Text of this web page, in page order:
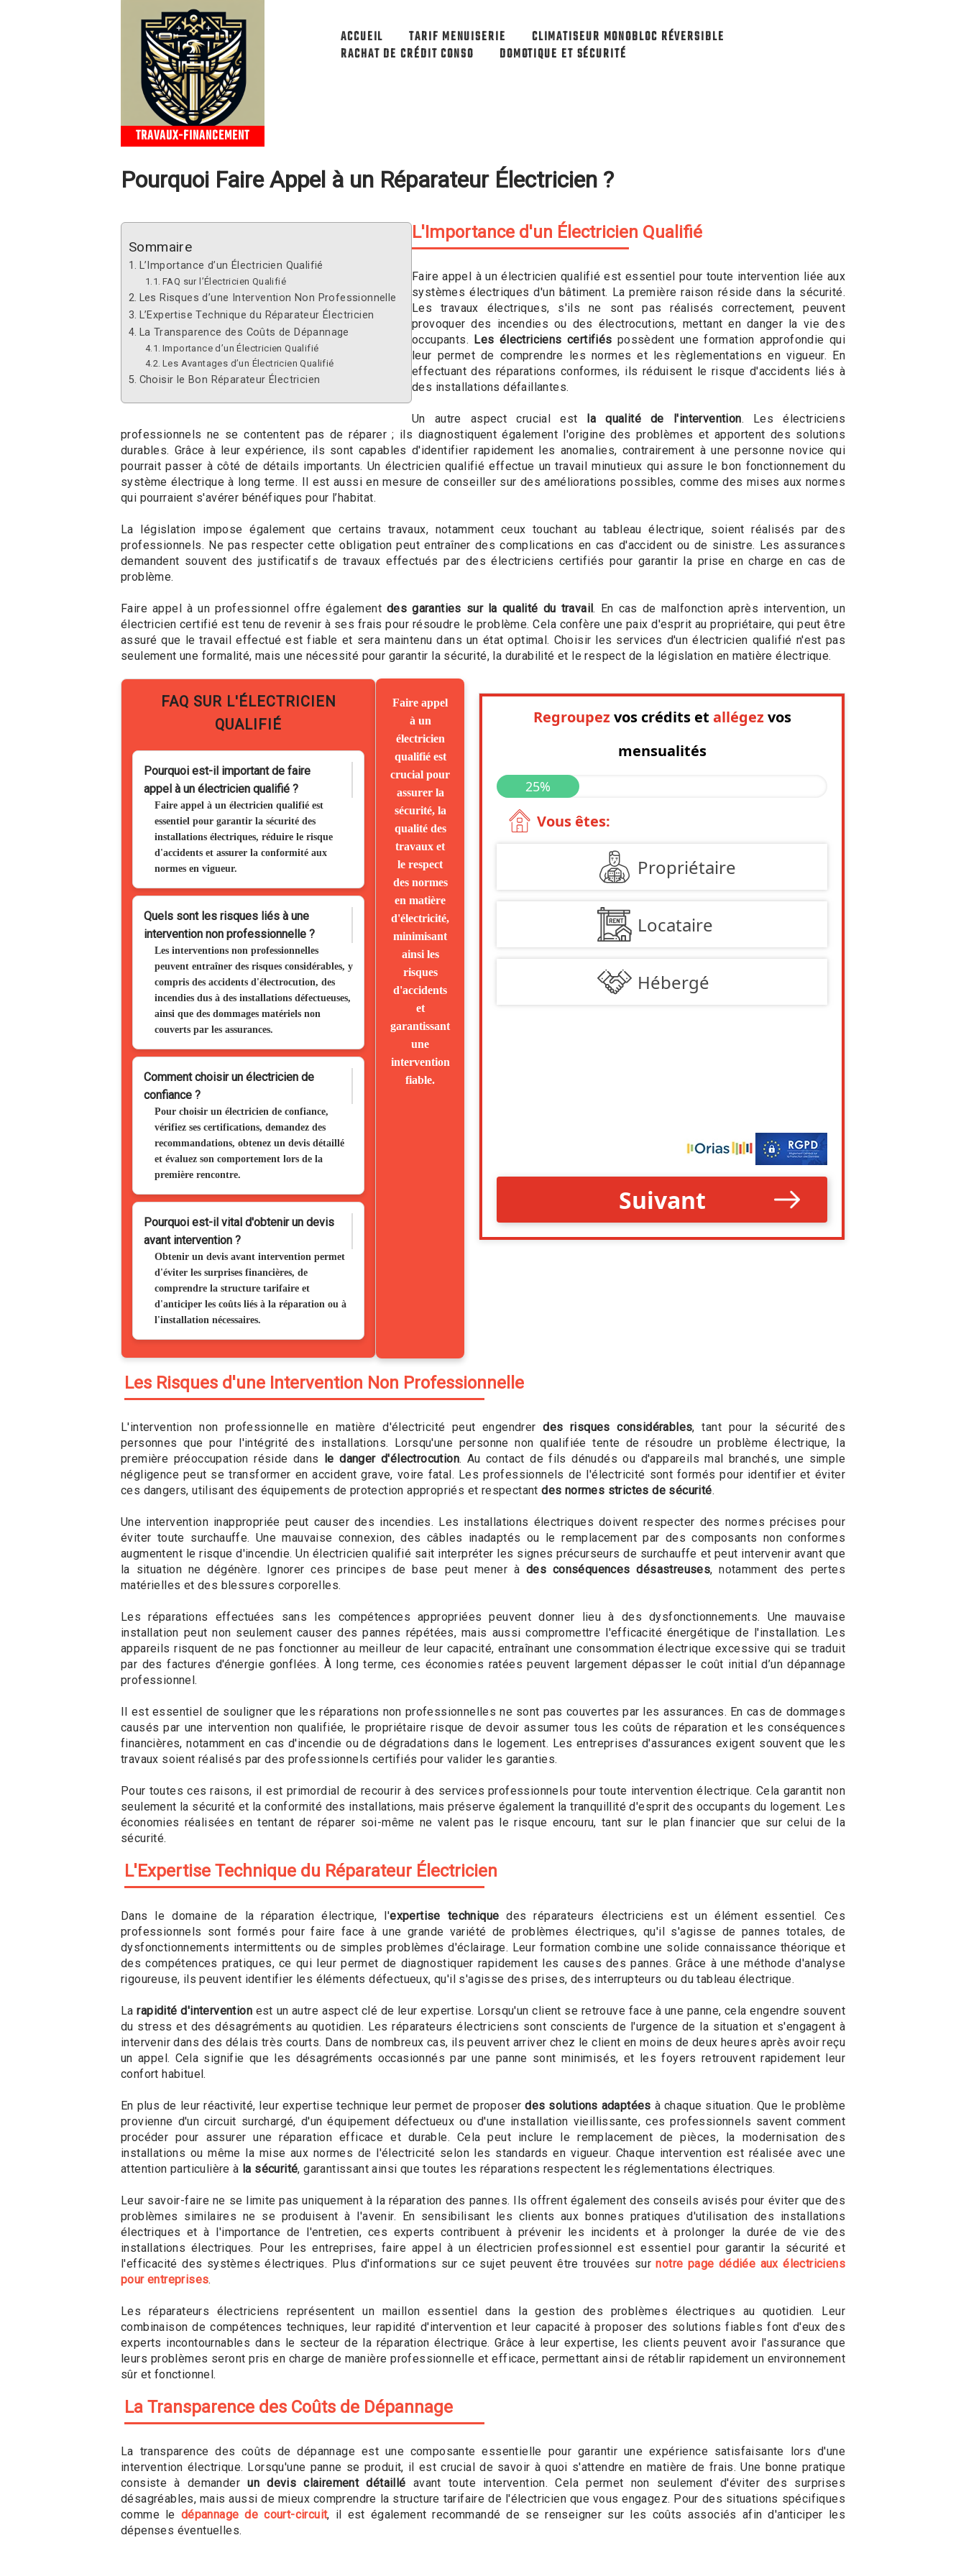
TRAVAUX-FINANCEMENT
ACCUEIL TARIF MENUISERIE
CLIMATISEUR MONOBLOC RÉVERSIBLE
RACHAT DE CRÉDIT CONSO
DOMOTIQUE ET SÉCURITÉ
Pourquoi Faire Appel à un Réparateur Électricien ?
Sommaire
L’Importance d’un Électricien Qualifié
FAQ sur l’Électricien Qualifié
Les Risques d’une Intervention Non Professionnelle
L’Expertise Technique du Réparateur Électricien
La Transparence des Coûts de Dépannage
Importance d’un Électricien Qualifié
Les Avantages d’un Électricien Qualifié
Choisir le Bon Réparateur Électricien
L'Importance d'un Électricien Qualifié
Faire appel à un électricien qualifié est essentiel pour toute intervention liée aux
systèmes électriques d'un bâtiment. La première raison réside dans la sécurité.
Les travaux électriques, s'ils ne sont pas réalisés correctement, peuvent
provoquer des incendies ou des électrocutions, mettant en danger la vie des
occupants. Les électriciens certifiés possèdent une formation approfondie qui
leur permet de comprendre les normes et les règlementations en vigueur. En
effectuant des réparations conformes, ils réduisent le risque d'accidents liés à
des installations défaillantes.
Un autre aspect crucial est la qualité de l'intervention. Les électriciens
professionnels ne se contentent pas de réparer ; ils diagnostiquent également l'origine des problèmes et apportent des solutions
durables. Grâce à leur expérience, ils sont capables d'identifier rapidement les anomalies, contrairement à une personne novice qui
pourrait passer à côté de détails importants. Un électricien qualifié effectue un travail minutieux qui assure le bon fonctionnement du
système électrique à long terme. Il est aussi en mesure de conseiller sur des améliorations possibles, comme des mises aux normes
qui pourraient s'avérer bénéfiques pour l’habitat.
La législation impose également que certains travaux, notamment ceux touchant au tableau électrique, soient réalisés par des
professionnels. Ne pas respecter cette obligation peut entraîner des complications en cas d'accident ou de sinistre. Les assurances
demandent souvent des justificatifs de travaux effectués par des électriciens certifiés pour garantir la prise en charge en cas de
problème.
Faire appel à un professionnel offre égalementdes garanties sur la qualité du travail. En cas de malfonction après intervention, un
électricien certifié est tenu de revenir à ses frais pour résoudre le problème. Cela confère une paix d'esprit au propriétaire, qui peut être
assuré que le travail effectué est fiable et sera maintenu dans un état optimal. Choisir les services d'un électricien qualifié n'est pas
seulement une formalité, mais une nécessité pour garantir la sécurité, la durabilité et le respect de la législation en matière électrique.
FAQ SUR L'ÉLECTRICIEN
QUALIFIÉ
Pourquoi est-il important de faire
appel à un électricien qualifié ?
Faire appel à un électricien qualifié est
essentiel pour garantir la sécurité des
installations électriques, réduire le risque
d'accidents et assurer la conformité aux
normes en vigueur.
Quels sont les risques liés à une
intervention non professionnelle ?
Les interventions non professionnelles
peuvent entraîner des risques considérables, y
compris des accidents d'électrocution, des
incendies dus à des installations défectueuses,
ainsi que des dommages matériels non
couverts par les assurances.
Comment choisir un électricien de
confiance ?
Pour choisir un électricien de confiance,
vérifiez ses certifications, demandez des
recommandations, obtenez un devis détaillé
et évaluez son comportement lors de la
première rencontre.
Pourquoi est-il vital d'obtenir un devis
avant intervention ?
Obtenir un devis avant intervention permet
d'éviter les surprises financières, de
comprendre la structure tarifaire et
d'anticiper les coûts liés à la réparation ou à
l'installation nécessaires.
Faire appel
à un
électricien
qualifié est
crucial pour
assurer la
sécurité, la
qualité des
travaux et
le respect
des normes
en matière
d'électricité,
minimisant
ainsi les
risques
d'accidents
et
garantissant
une
intervention
fiable.
Les Risques d'une Intervention Non Professionnelle
L'intervention non professionnelle en matière d'électricité peut engendrerdes risques considérables, tant pour la sécurité des
personnes que pour l'intégrité des installations. Lorsqu'une personne non qualifiée tente de résoudre un problème électrique, la
première préoccupation réside dans
le danger d'électrocution. Au contact de fils dénudés ou d'appareils mal branchés, une simple
négligence peut se transformer en accident grave, voire fatal. Les professionnels de l'électricité sont formés pour identifier et éviter
ces dangers, utilisant des équipements de protection appropriés et respectantdes normes strictes de sécurité.
Une intervention inappropriée peut causer des incendies. Les installations électriques doivent respecter des normes précises pour
éviter toute surchauffe. Une mauvaise connexion, des câbles inadaptés ou le remplacement par des composants non conformes
augmentent le risque d'incendie. Un électricien qualifié sait interpréter les signes précurseurs de surchauffe et peut intervenir avant que
la situation ne dégénère. Ignorer ces principes de base peut mener à des conséquences désastreuses, notamment des pertes
matérielles et des blessures corporelles.
Les réparations effectuées sans les compétences appropriées peuvent donner lieu à des dysfonctionnements. Une mauvaise
installation peut non seulement causer des pannes répétées, mais aussi compromettre l'efficacité énergétique de l'installation. Les
appareils risquent de ne pas fonctionner au meilleur de leur capacité, entraînant une consommation électrique excessive qui se traduit
par des factures d'énergie gonflées. À long terme, ces économies ratées peuvent largement dépasser le coût initial d’un dépannage
professionnel.
Il est essentiel de souligner que les réparations non professionnelles ne sont pas couvertes par les assurances. En cas de dommages
causés par une intervention non qualifiée, le propriétaire risque de devoir assumer tous les coûts de réparation et les conséquences
financières, notamment en cas d'incendie ou de dégradations dans le logement. Les entreprises d'assurances exigent souvent que les
travaux soient réalisés par des professionnels certifiés pour valider les garanties.
Pour toutes ces raisons, il est primordial de recourir à des services professionnels pour toute intervention électrique. Cela garantit non
seulement la sécurité et la conformité des installations, mais préserve également la tranquillité d'esprit des occupants du logement. Les
économies réalisées en tentant de réparer soi-même ne valent pas le risque encouru, tant sur le plan financier que sur celui de la
sécurité.
L'Expertise Technique du Réparateur Électricien
Dans le domaine de la réparation électrique, l'expertise technique des réparateurs électriciens est un élément essentiel. Ces
professionnels sont formés pour faire face à une grande variété de problèmes électriques, qu'il s'agisse de pannes totales, de
dysfonctionnements intermittents ou de simples problèmes d'éclairage. Leur formation combine une solide connaissance théorique et
des compétences pratiques, ce qui leur permet de diagnostiquer rapidement les causes des pannes. Grâce à une méthode d'analyse
rigoureuse, ils peuvent identifier les éléments défectueux, qu'il s'agisse des prises, des interrupteurs ou du tableau électrique.
Larapidité d'interventionest un autre aspect clé de leur expertise. Lorsqu'un client se retrouve face à une panne, cela engendre souvent
du stress et des désagréments au quotidien. Les réparateurs électriciens sont conscients de l'urgence de la situation et s'engagent à
intervenir dans des délais très courts. Dans de nombreux cas, ils peuvent arriver chez le client en moins de deux heures après avoir reçu
un appel. Cela signifie que les désagréments occasionnés par une panne sont minimisés, et les foyers retrouvent rapidement leur
confort habituel.
En plus de leur réactivité, leur expertise technique leur permet de proposerdes solutions adaptées à chaque situation. Que le problème
provienne d'un circuit surchargé, d'un équipement défectueux ou d'une installation vieillissante, ces professionnels savent comment
procéder pour assurer une réparation efficace et durable. Cela peut inclure le remplacement de pièces, la modernisation des
installations ou même la mise aux normes de l'électricité selon les standards en vigueur. Chaque intervention est réalisée avec une
attention particulière à la sécurité, garantissant ainsi que toutes les réparations respectent les réglementations électriques.
Leur savoir-faire ne se limite pas uniquement à la réparation des pannes. Ils offrent également des conseils avisés pour éviter que des
problèmes similaires ne se produisent à l'avenir. En sensibilisant les clients aux bonnes pratiques d'utilisation des installations
électriques et à l'importance de l'entretien, ces experts contribuent à prévenir les incidents et à prolonger la durée de vie des
installations électriques. Pour les entreprises, faire appel à un électricien professionnel est essentiel pour garantir la sécurité et
l'efficacité des systèmes électriques. Plus d'informations sur ce sujet peuvent être trouvées surnotre page dédiée aux électriciens
pour entreprises.
Les réparateurs électriciens représentent un maillon essentiel dans la gestion des problèmes électriques au quotidien. Leur
combinaison de compétences techniques, leur rapidité d'intervention et leur capacité à proposer des solutions fiables font d'eux des
experts incontournables dans le secteur de la réparation électrique. Grâce à leur expertise, les clients peuvent avoir l'assurance que
leurs problèmes seront pris en charge de manière professionnelle et efficace, permettant ainsi de rétablir rapidement un environnement
sûr et fonctionnel.
La Transparence des Coûts de Dépannage
La transparence des coûts de dépannage est une composante essentielle pour garantir une expérience satisfaisante lors d'une
intervention électrique. Lorsqu'une panne se produit, il est crucial de savoir à quoi s'attendre en matière de frais. Une bonne pratique
consiste à demanderun devis clairement détaillé avant toute intervention. Cela permet non seulement d'éviter des surprises
désagréables, mais aussi de mieux comprendre la structure tarifaire de l'électricien que vous engagez. Pour des situations spécifiques
comme le dépannage de court-circuit, il est également recommandé de se renseigner sur les coûts associés afin d'anticiper les
dépenses éventuelles.